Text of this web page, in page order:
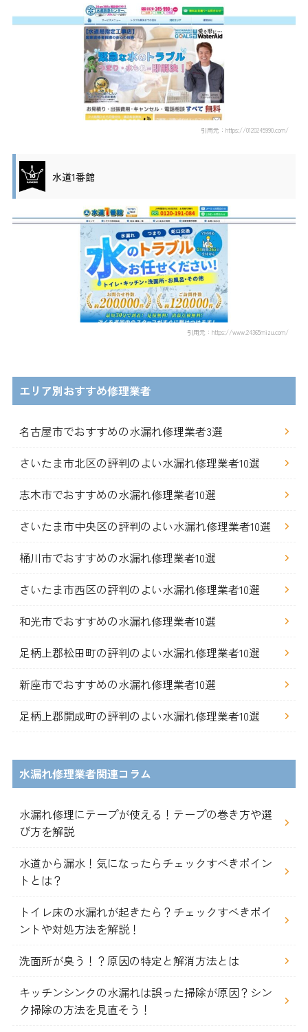
引用元：https://0120245990.com/
水道1番館
引用元：https://www.24365mizu.com/
エリア別おすすめ修理業者
名古屋市でおすすめの水漏れ修理業者3選
さいたま市北区の評判のよい水漏れ修理業者10選
志木市でおすすめの水漏れ修理業者10選
さいたま市中央区の評判のよい水漏れ修理業者10選
桶川市でおすすめの水漏れ修理業者10選
さいたま市西区の評判のよい水漏れ修理業者10選
和光市でおすすめの水漏れ修理業者10選
足柄上郡松田町の評判のよい水漏れ修理業者10選
新座市でおすすめの水漏れ修理業者10選
足柄上郡開成町の評判のよい水漏れ修理業者10選
水漏れ修理業者関連コラム
水漏れ修理にテープが使える！テープの巻き方や選
び方を解説
水道から漏水！気になったらチェックすべきポイン
トとは？
トイレ床の水漏れが起きたら？チェックすべきポイ
ントや対処方法を解説！
洗面所が臭う！？原因の特定と解消方法とは
キッチンシンクの水漏れは誤った掃除が原因？シン
ク掃除の方法を見直そう！